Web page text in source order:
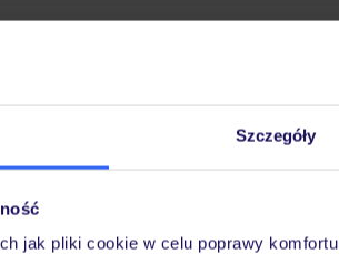
Szczegóły
jak pliki cookie w celu poprawy